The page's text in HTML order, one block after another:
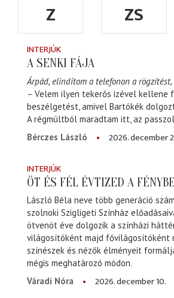
Z
ZS
INTERJÚK
A SENKI FÁJA
Árpád, elindítom a telefonon a rögzítést,
– Velem ilyen tekerős izével kellene
beszélgetést, amivel Bartókék
A régmúltból maradtam itt, az
Bérczes László
2026. december
INTERJÚK
ÖT ÉS FÉL ÉVTIZED A
László Béla neve több generáció
szolnoki Szigligeti Színház
ötvenöt éve dolgozik a színházi
világosítóként majd fővilágosítóként
színészek és nézők élményeit
mégis meghatározó módon.
Váradi Nóra
2026. december 10.